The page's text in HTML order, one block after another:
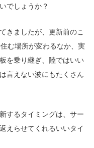
でしょうか？
きましたが、更新前のこ
む場所が変わるなか、実
を乗り継ぎ、陸ではいい
言えない波にもたくさん
するタイミングは、サー
えらせてくれるいいタイ